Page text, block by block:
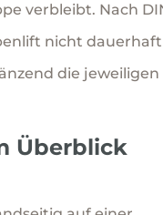
verbleibt. Nach
nicht dauerhaft
die jeweiligen
Überblick